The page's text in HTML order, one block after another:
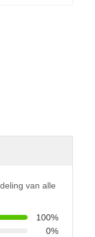
van alle
100%
0%